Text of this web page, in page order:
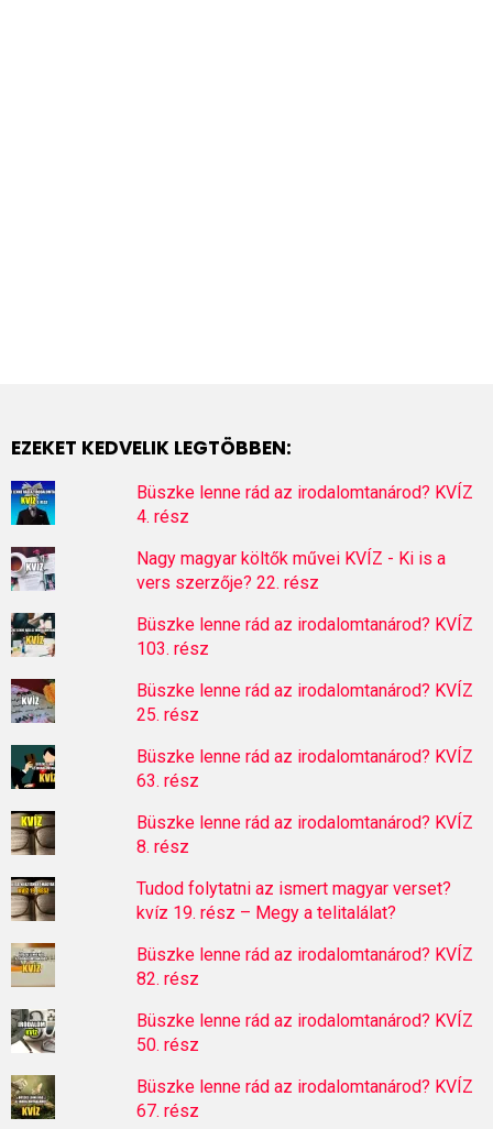
EZEKET KEDVELIK LEGTÖBBEN:
Büszke lenne rád az irodalomtanárod? KVÍZ
4. rész
Nagy magyar költők művei KVÍZ - Ki is a
vers szerzője? 22. rész
Büszke lenne rád az irodalomtanárod? KVÍZ
103. rész
Büszke lenne rád az irodalomtanárod? KVÍZ
25. rész
Büszke lenne rád az irodalomtanárod? KVÍZ
63. rész
Büszke lenne rád az irodalomtanárod? KVÍZ
8. rész
Tudod folytatni az ismert magyar verset?
kvíz 19. rész – Megy a telitalálat?
Büszke lenne rád az irodalomtanárod? KVÍZ
82. rész
Büszke lenne rád az irodalomtanárod? KVÍZ
50. rész
Büszke lenne rád az irodalomtanárod? KVÍZ
67. rész